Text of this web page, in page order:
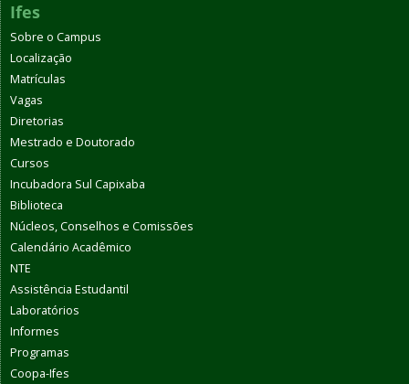
Ifes
Sobre o Campus
Localização
Matrículas
Vagas
Diretorias
Mestrado e Doutorado
Cursos
Incubadora Sul Capixaba
Biblioteca
Núcleos, Conselhos e Comissões
Calendário Acadêmico
NTE
Assistência Estudantil
Laboratórios
Informes
Programas
Coopa-Ifes